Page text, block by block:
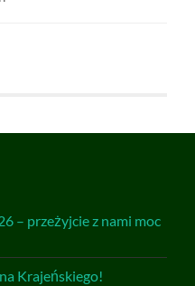
– przeżyjcie z nami moc
Krajeńskiego!